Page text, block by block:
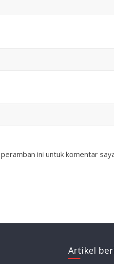
ini untuk komentar
Artikel